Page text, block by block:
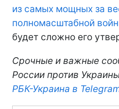
из самых мощных за
полномасштабной
будет сложно его
Срочные и важные
России против
РБК-Украина в